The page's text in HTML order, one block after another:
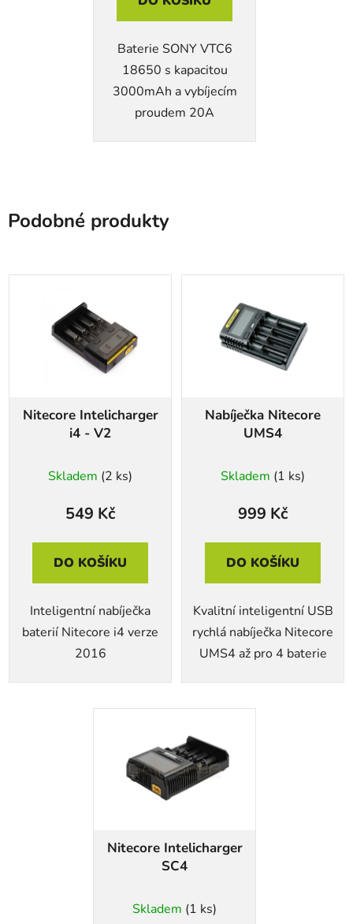
Baterie SONY VTC6
18650 s kapacitou
3000mAh a vybíjecím
proudem 20A
Podobné produkty
Nitecore Intelicharger
i4 - V2
Skladem (2 ks)
549 Kč
DO KOŠÍKU
Inteligentní nabíječka
baterií Nitecore i4 verze
2016
Nabíječka Nitecore
UMS4
Skladem (1 ks)
999 Kč
DO KOŠÍKU
Kvalitní inteligentní USB
rychlá nabíječka Nitecore
UMS4 až pro 4 baterie
Nitecore Intelicharger
SC4
Skladem (1 ks)